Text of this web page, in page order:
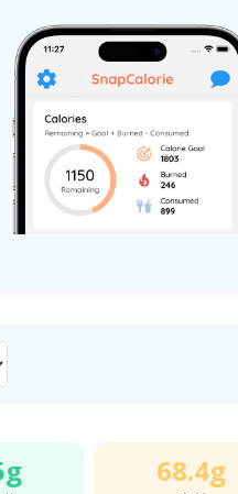
68.4g